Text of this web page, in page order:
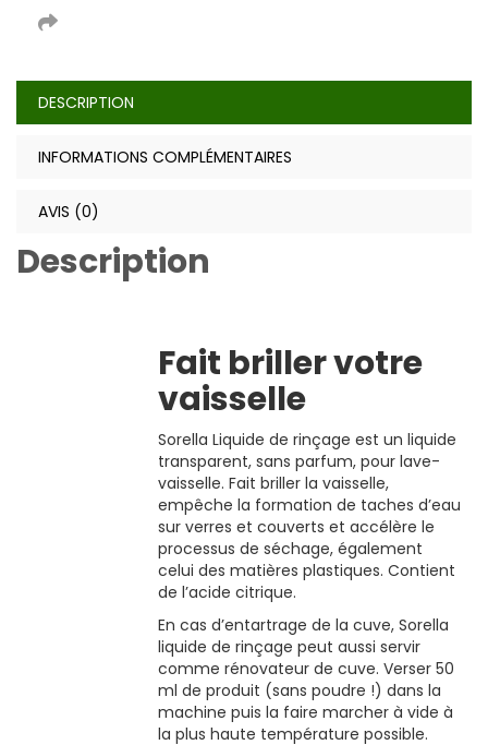
DESCRIPTION
INFORMATIONS COMPLÉMENTAIRES
AVIS (0)
Description
Fait briller votre
vaisselle
Sorella Liquide de rinçage est un liquide
transparent, sans parfum, pour lave-
vaisselle. Fait briller la vaisselle,
empêche la formation de taches d’eau
sur verres et couverts et accélère le
processus de séchage, également
celui des matières plastiques. Contient
de l’acide citrique.
En cas d’entartrage de la cuve, Sorella
liquide de rinçage peut aussi servir
comme rénovateur de cuve. Verser 50
ml de produit (sans poudre !) dans la
machine puis la faire marcher à vide à
la plus haute température possible.